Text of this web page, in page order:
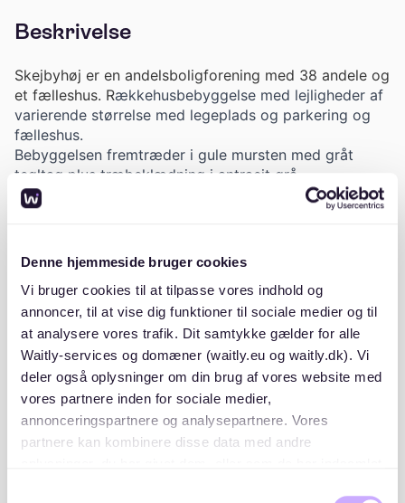
Denne hjemmeside bruger cookies
Vi bruger cookies til at tilpasse vores indhold og
annoncer, til at vise dig funktioner til sociale medier og til
at analysere vores trafik. Dit samtykke gælder for alle
Waitly-services og domæner (waitly.eu og waitly.dk). Vi
deler også oplysninger om din brug af vores website med
vores partnere inden for sociale medier,
annonceringspartnere og analysepartnere. Vores
partnere kan kombinere disse data med andre
Beskrivelse
Skejbyhøj er en andelsboligforening med 38 andele og
et fælleshus. Rækkehusbebyggelse med lejligheder af
varierende størrelse med legeplads og parkering og
fælleshus.
Bebyggelsen fremtræder i gule mursten med gråt
tegltag plus træbeklædning i antracit grå.
38 andelsboliger (rækkehuse) opført i 1986. Heraf: 11
stk. 2-værelses i et eller 2 plan (58-68 kvm.), 18 stk.
to plan med tagterasse (106-114 kvm.)
Aldersfordeling fra studerende, enlige, familier med
børn til pensionister.
1-2 årlige arbejdsdage.
Fælleshuset bruges til fællesarrangementer som f.eks.
fastelavn, jul, fælllesspisning samt diverse møder. Du
kan også bruge fælleshuset til private fester. Der er
plads til og stole, borde, service til ca. 40 personer.
Der hænger en kalender i fælleshuset, hvor man kan
skrive sig på, hvis man skal bruge det. I kælderen
under fælleshuset er der vaskemaskine og